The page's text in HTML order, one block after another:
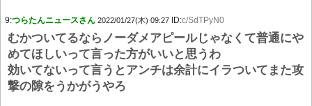
9:つらたんニュースさん 2022/01/27(木) 09:27 ID:c/SdTPyN0
むかついてるならノーダメアピールじゃなくて普通にや
めてほしいって言った方がいいと思うわ
効いてないって言うとアンチは余計にイラついてまた攻
撃の隙をうかがうやろ